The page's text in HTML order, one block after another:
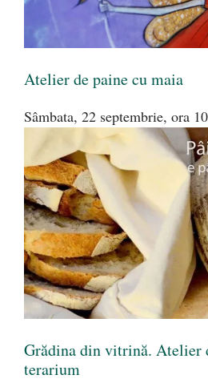
Atelier de paine cu maia
Sâmbata, 22 septembrie, ora
Grădina din vitrină. Atelier
terarium